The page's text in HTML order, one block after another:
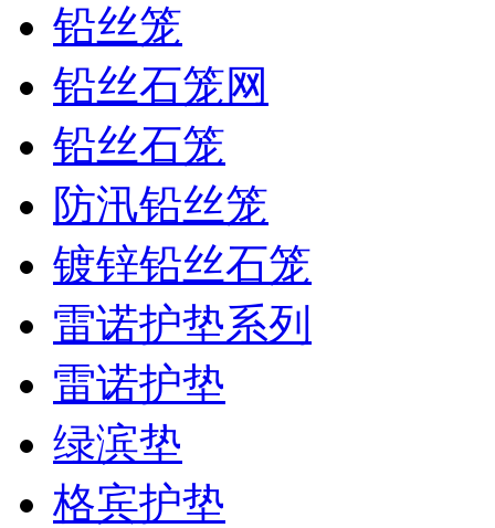
铅丝笼
铅丝石笼网
铅丝石笼
防汛铅丝笼
镀锌铅丝石笼
雷诺护垫系列
雷诺护垫
绿滨垫
格宾护垫